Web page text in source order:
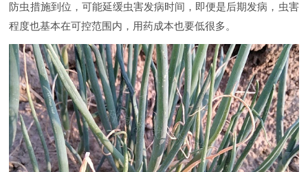
防虫措施到位，可能延缓虫害发病时间，即便是后期发病，虫害
程度也基本在可控范围内，用药成本也要低很多。